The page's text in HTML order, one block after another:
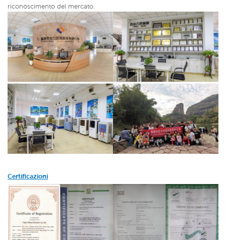
riconoscimento del mercato.
Certificazioni